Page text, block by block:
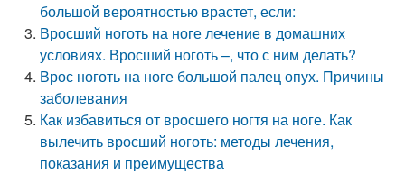
большой вероятностью врастет, если:
Вросший ноготь на ноге лечение в домашних
условиях. Вросший ноготь –, что с ним делать?
Врос ноготь на ноге большой палец опух. Причины
заболевания
Как избавиться от вросшего ногтя на ноге. Как
вылечить вросший ноготь: методы лечения,
показания и преимущества